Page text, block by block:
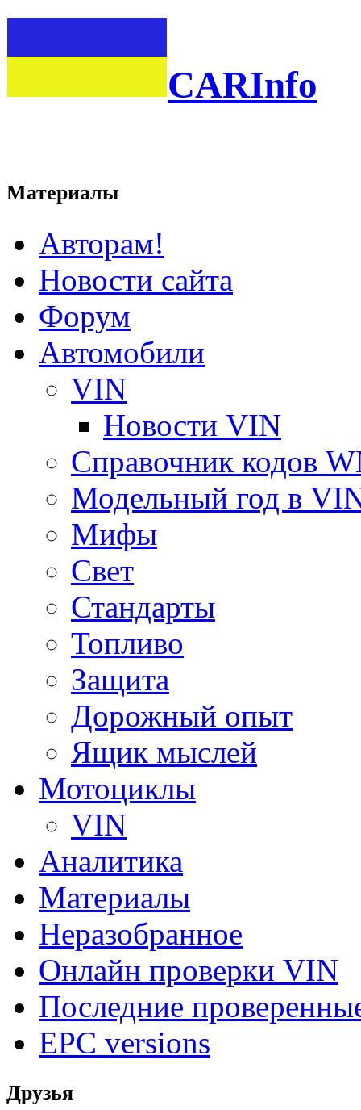
CARInfo
Материалы
Авторам!
Новости сайта
Форум
Автомобили
VIN
Новости VIN
Справочник кодов
Модельный год в
Мифы
Свет
Стандарты
Топливо
Защита
Дорожный опыт
Ящик мыслей
Мотоциклы
VIN
Аналитика
Материалы
Неразобранное
Онлайн проверки VIN
Последние
EPC versions
Друзья